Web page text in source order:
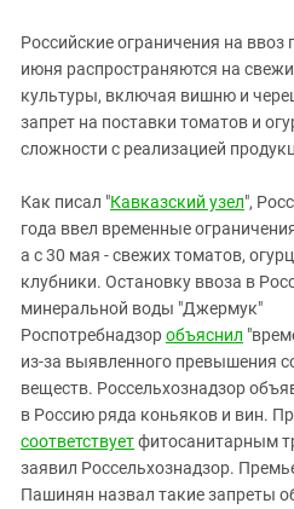
Северная Осетия - Алания
СКФО
Ставропольский край
Южная Осетия
Южный Кавказ
ЮФО
Российские ограничения на ввоз
июня распространяются на
культуры, включая вишню и
запрет на поставки томатов и
сложности с реализацией
Как писал "Кавказский узел",
года ввел временные
а с 30 мая - свежих томатов,
клубники. Остановку ввоза в
минеральной воды "Джермук"
Роспотребнадзоробъяснил
из-за выявленного превышения
веществ. Россельхознадзор
в Россию ряда коньяков и вин.
соответствуетфитосанитарным
заявил Россельхознадзор.
Пашинян назвал такие запреты